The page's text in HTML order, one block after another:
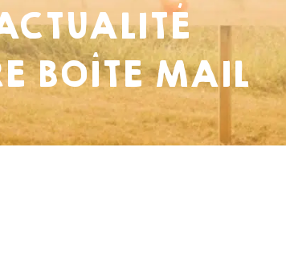
BOÎTE MAIL